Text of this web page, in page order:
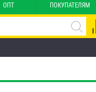
ОПТ ПОКУПАТЕЛЯМ